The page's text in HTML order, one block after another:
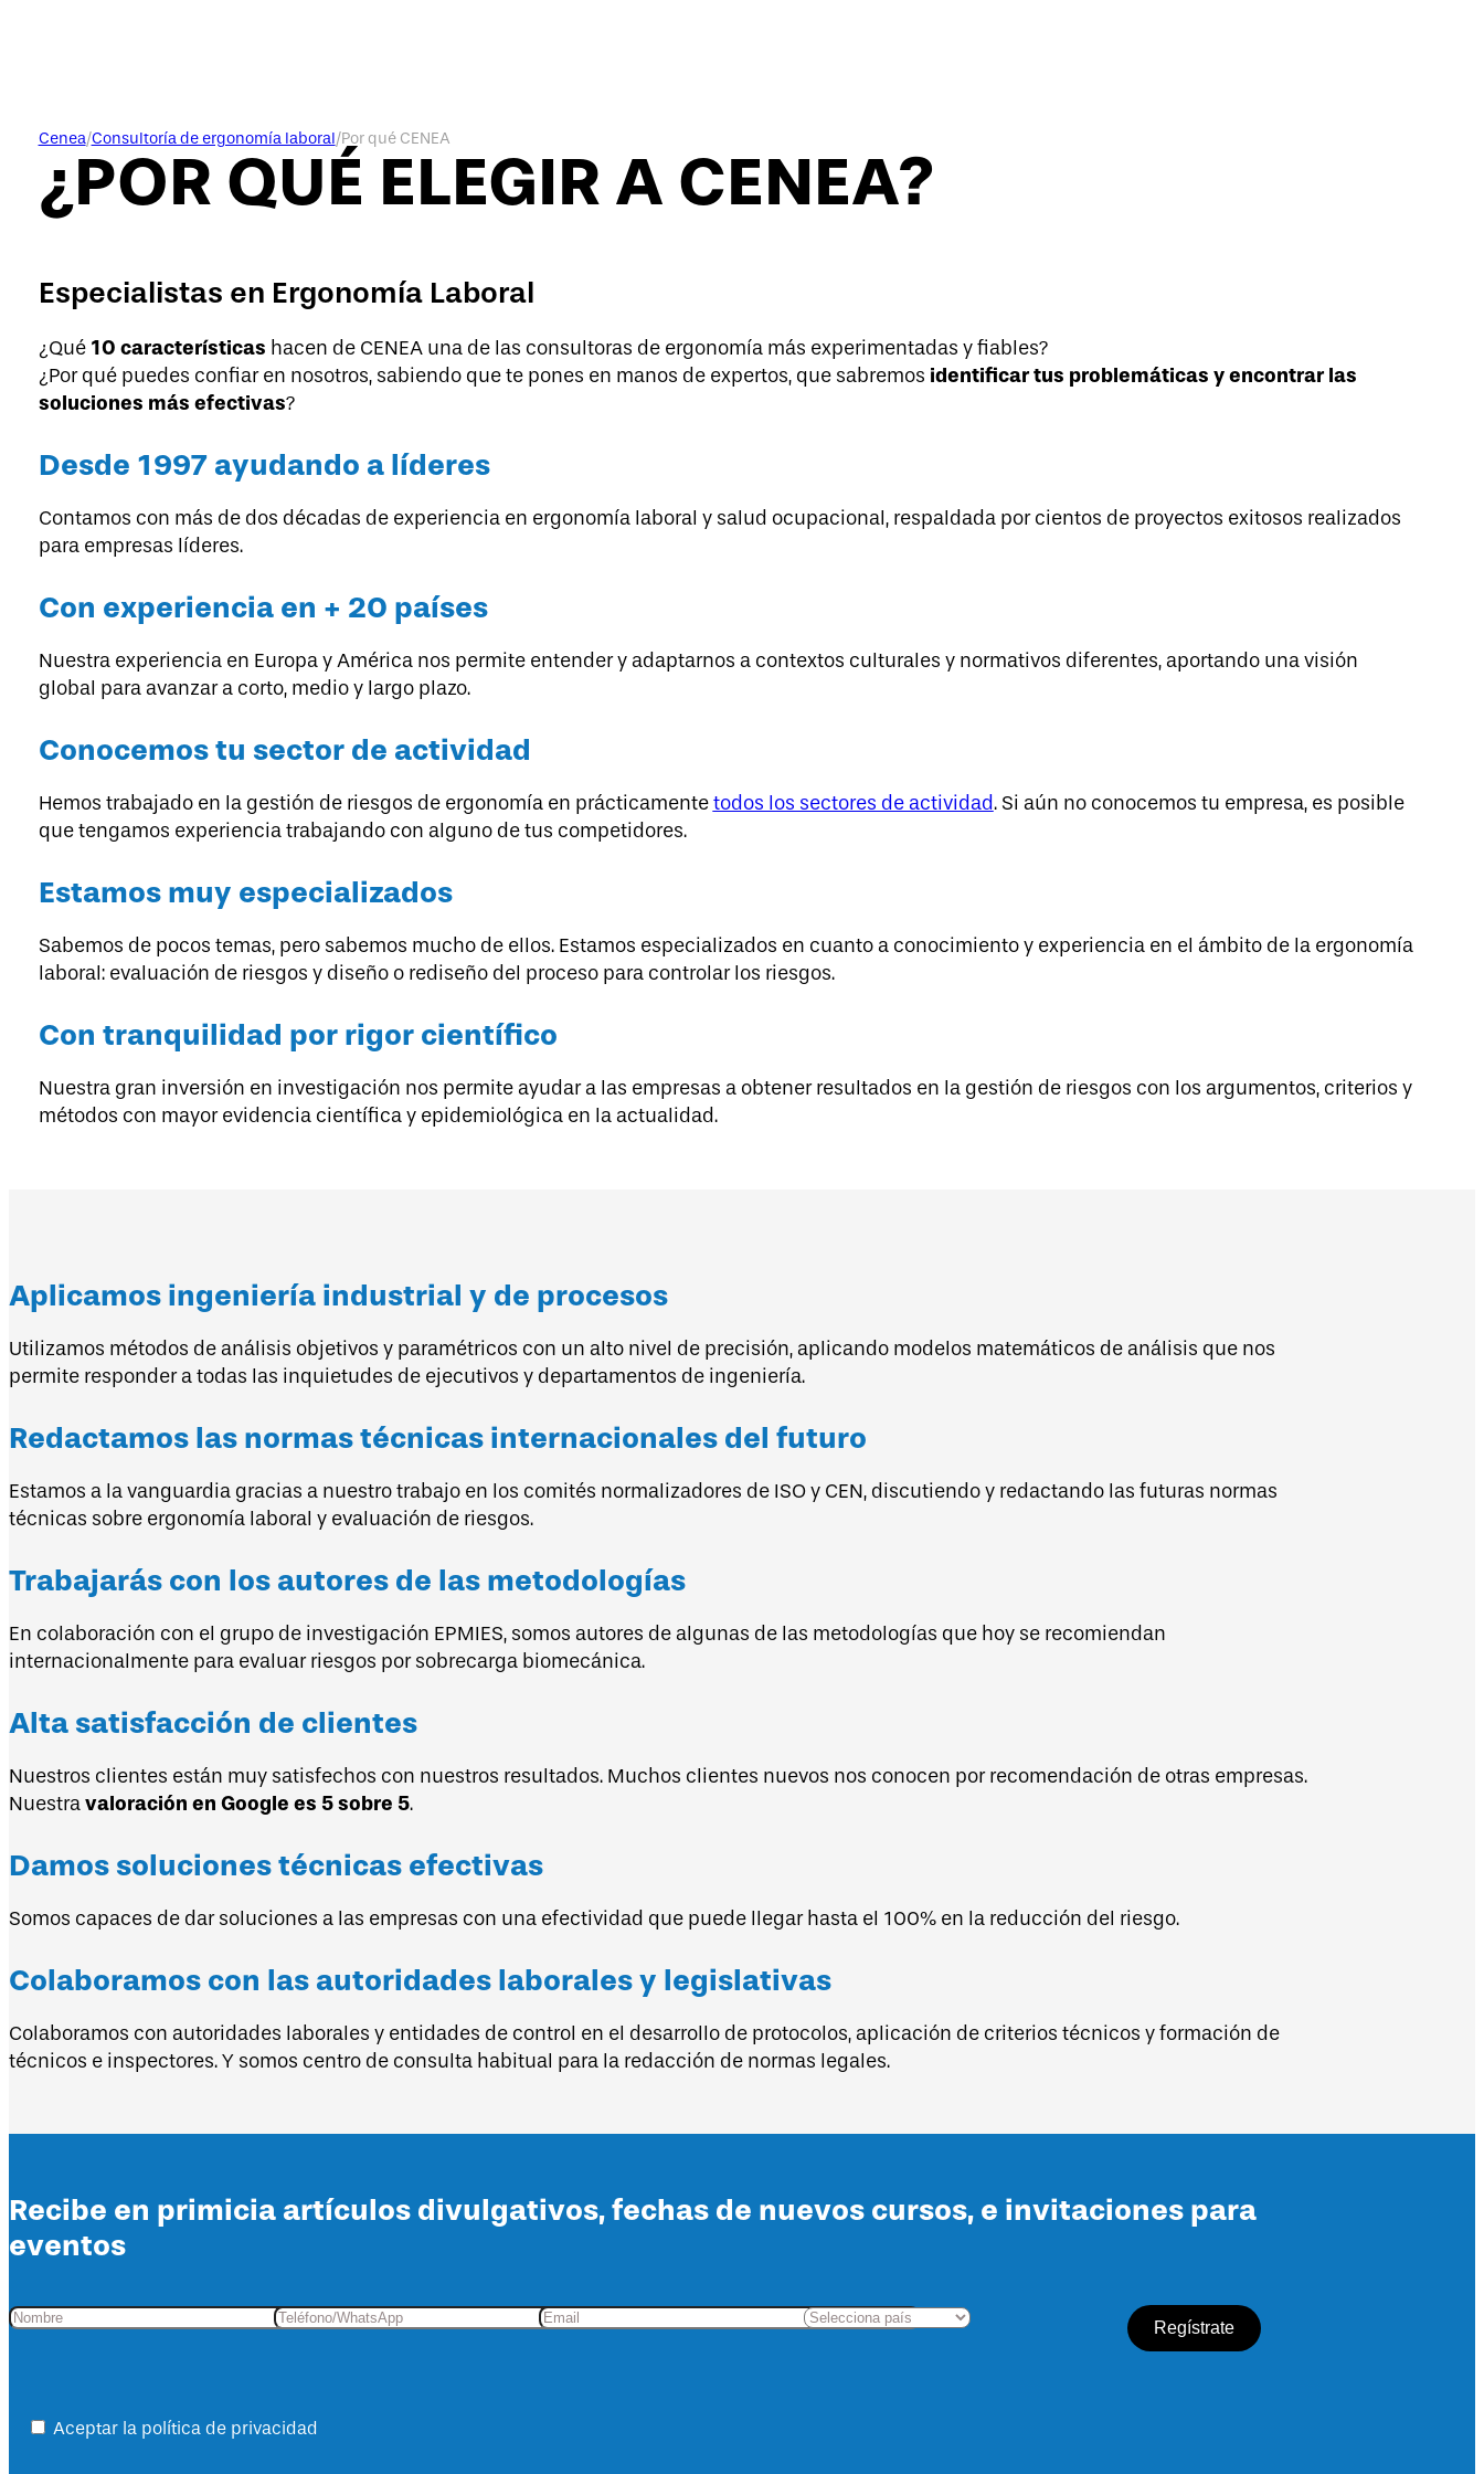
Cenea/Consultoría de ergonomía laboral/Por qué CENEA
¿POR QUÉ ELEGIR A CENEA?
Especialistas en Ergonomía Laboral
¿Qué 10 características hacen de CENEA una de las consultoras de ergonomía más experimentadas y fiables?
¿Por qué puedes confiar en nosotros, sabiendo que te pones en manos de expertos, que sabremos identificar tus problemáticas y encontrar las
soluciones más efectivas?
Desde 1997 ayudando a líderes
Contamos con más de dos décadas de experiencia en ergonomía laboral y salud ocupacional, respaldada por cientos de proyectos exitosos realizados
para empresas líderes.
Con experiencia en + 20 países
Nuestra experiencia en Europa y América nos permite entender y adaptarnos a contextos culturales y normativos diferentes, aportando una visión
global para avanzar a corto, medio y largo plazo.
Conocemos tu sector de actividad
Hemos trabajado en la gestión de riesgos de ergonomía en prácticamentetodos los sectores de actividad. Si aún no conocemos tu empresa, es posible
que tengamos experiencia trabajando con alguno de tus competidores.
Estamos muy especializados
Sabemos de pocos temas, pero sabemos mucho de ellos. Estamos especializados en cuanto a conocimiento y experiencia en el ámbito de la ergonomía
laboral: evaluación de riesgos y diseño o rediseño del proceso para controlar los riesgos.
Con tranquilidad por rigor científico
Nuestra gran inversión en investigación nos permite ayudar a las empresas a obtener resultados en la gestión de riesgos con los argumentos, criterios y
métodos con mayor evidencia científica y epidemiológica en la actualidad.
Aplicamos ingeniería industrial y de procesos
Utilizamos métodos de análisis objetivos y paramétricos con un alto nivel de precisión, aplicando modelos matemáticos de análisis que nos
permite responder a todas las inquietudes de ejecutivos y departamentos de ingeniería.
Redactamos las normas técnicas internacionales del futuro
Estamos a la vanguardia gracias a nuestro trabajo en los comités normalizadores de ISO y CEN, discutiendo y redactando las futuras normas
técnicas sobre ergonomía laboral y evaluación de riesgos.
Trabajarás con los autores de las metodologías
En colaboración con el grupo de investigación EPMIES, somos autores de algunas de las metodologías que hoy se recomiendan
internacionalmente para evaluar riesgos por sobrecarga biomecánica.
Alta satisfacción de clientes
Nuestros clientes están muy satisfechos con nuestros resultados. Muchos clientes nuevos nos conocen por recomendación de otras empresas.
Nuestravaloración en Google es 5 sobre 5.
Damos soluciones técnicas efectivas
Somos capaces de dar soluciones a las empresas con una efectividad que puede llegar hasta el 100% en la reducción del riesgo.
Colaboramos con las autoridades laborales y legislativas
Colaboramos con autoridades laborales y entidades de control en el desarrollo de protocolos, aplicación de criterios técnicos y formación de
técnicos e inspectores. Y somos centro de consulta habitual para la redacción de normas legales.
Recibe en primicia artículos divulgativos, fechas de nuevos cursos, e invitaciones para
eventos
Aceptar la política de privacidad